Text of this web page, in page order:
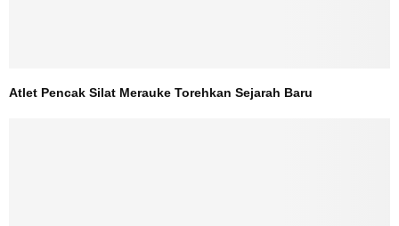
Atlet Pencak Silat Merauke Torehkan Sejarah Baru